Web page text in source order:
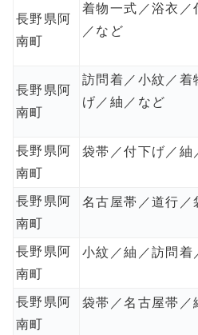
長野県阿
南町
着物一式／浴衣／
／など
長野県阿
南町
訪問着／小紋／着
げ／紬／など
長野県阿
南町
袋帯／付下げ／紬
長野県阿
南町
名古屋帯／道行／
長野県阿
南町
小紋／紬／訪問着
長野県阿
南町
袋帯／名古屋帯／